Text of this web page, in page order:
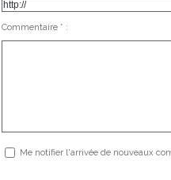
Commentaire * :
Me notifier l'arrivée de nouveaux